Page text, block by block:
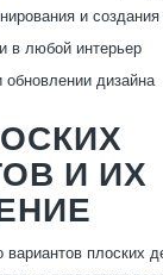
и создания
в любой интерьер
обновлении дизайна
И ИХ
плоских